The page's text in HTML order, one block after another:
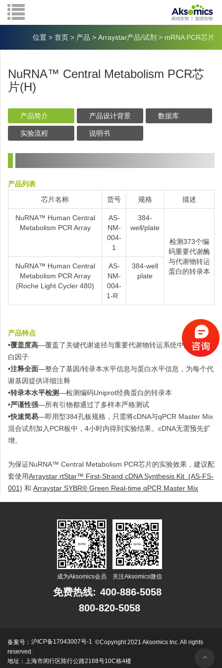
位置 > 首页 > 产品 > Arraystar产品/试剂 > mRNA PCR芯片
NuRNA™ Central Metabolism PCR芯
片(H)
产品简介 产品设计背景 数据库
实验流程 说明书
产品列表
芯片名称
货号 规格 描述
NuRNA™ Human Central
Metabolism PCR Array
AS-
NM-
004-
1
384-
well/plate
检测373个编
码重要代谢酶
与代谢物转运
蛋白的转录本
NuRNA™ Human Central
Metabolism PCR Array
(Roche Light Cycler 480)
AS-
NM-
004-
1-R
384-well
plate
产品特点
•覆盖度高—覆盖了关键代谢途径与重要代谢物转运系统中的酶和蛋
白因子
•注释全面—整合了基因/转录本水平信息与蛋白水平信息，为每个代
谢基因提供详细注释
•转录本水平检测—检测编码Uniprot经典蛋白的转录本
•严谨性强—所有引物都通过了多样本严格测试
•快速简易—即用型384孔板规格，只需将cDNA与qPCR Master Mix
混合试剂加入PCR板中，4小时内得到实验结果。cDNA无需预先扩
增。
为保证NuRNA™ Central Metabolism PCR芯片的实验效果，建议配
套使用Arraystar rtStar™ First-Strand cDNA Synthesis Kit (AS-FS-
001) 和 Arraystar SYBR® Green Real-time qPCR Master Mix
成为Aksomics会员 关注Aksomics微信
免费热线: 400-886-5058
800-820-5058
备案号： 沪ICP备17043007号-1 ©Copyright 2021 Aksomics Inc. All rights
reserved.
地址：上海市闵行区陈行公路2168号10C栋4楼